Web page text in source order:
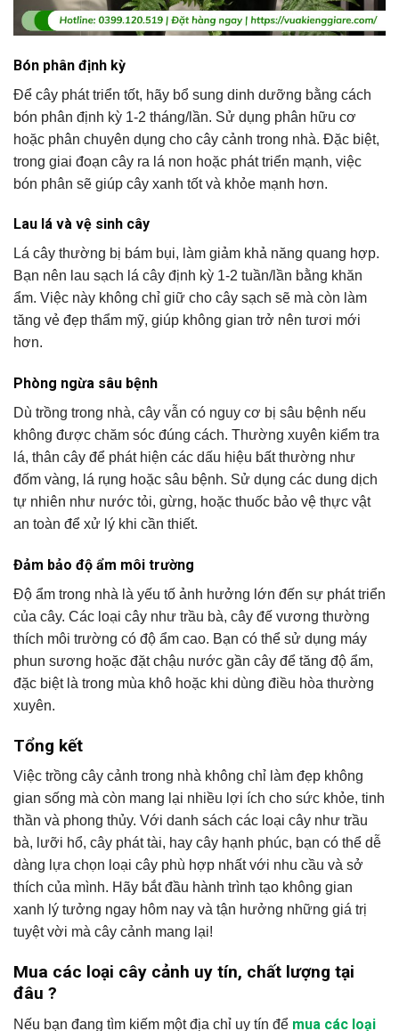
Bón phân định kỳ
Để cây phát triển tốt, hãy bổ sung dinh dưỡng bằng cách
bón phân định kỳ 1-2 tháng/lần. Sử dụng phân hữu cơ
hoặc phân chuyên dụng cho cây cảnh trong nhà. Đặc biệt,
trong giai đoạn cây ra lá non hoặc phát triển mạnh, việc
bón phân sẽ giúp cây xanh tốt và khỏe mạnh hơn.
Lau lá và vệ sinh cây
Lá cây thường bị bám bụi, làm giảm khả năng quang hợp.
Bạn nên lau sạch lá cây định kỳ 1-2 tuần/lần bằng khăn
ẩm. Việc này không chỉ giữ cho cây sạch sẽ mà còn làm
tăng vẻ đẹp thẩm mỹ, giúp không gian trở nên tươi mới
hơn.
Phòng ngừa sâu bệnh
Dù trồng trong nhà, cây vẫn có nguy cơ bị sâu bệnh nếu
không được chăm sóc đúng cách. Thường xuyên kiểm tra
lá, thân cây để phát hiện các dấu hiệu bất thường như
đốm vàng, lá rụng hoặc sâu bệnh. Sử dụng các dung dịch
tự nhiên như nước tỏi, gừng, hoặc thuốc bảo vệ thực vật
an toàn để xử lý khi cần thiết.
Đảm bảo độ ẩm môi trường
Độ ẩm trong nhà là yếu tố ảnh hưởng lớn đến sự phát triển
của cây. Các loại cây như trầu bà, cây đế vương thường
thích môi trường có độ ẩm cao. Bạn có thể sử dụng máy
phun sương hoặc đặt chậu nước gần cây để tăng độ ẩm,
đặc biệt là trong mùa khô hoặc khi dùng điều hòa thường
xuyên.
Tổng kết
Việc trồng cây cảnh trong nhà không chỉ làm đẹp không
gian sống mà còn mang lại nhiều lợi ích cho sức khỏe, tinh
thần và phong thủy. Với danh sách các loại cây như trầu
bà, lưỡi hổ, cây phát tài, hay cây hạnh phúc, bạn có thể dễ
dàng lựa chọn loại cây phù hợp nhất với nhu cầu và sở
thích của mình. Hãy bắt đầu hành trình tạo không gian
xanh lý tưởng ngay hôm nay và tận hưởng những giá trị
tuyệt vời mà cây cảnh mang lại!
Mua các loại cây cảnh uy tín, chất lượng tại
đâu ?
Nếu bạn đang tìm kiếm một địa chỉ uy tín để mua các loại